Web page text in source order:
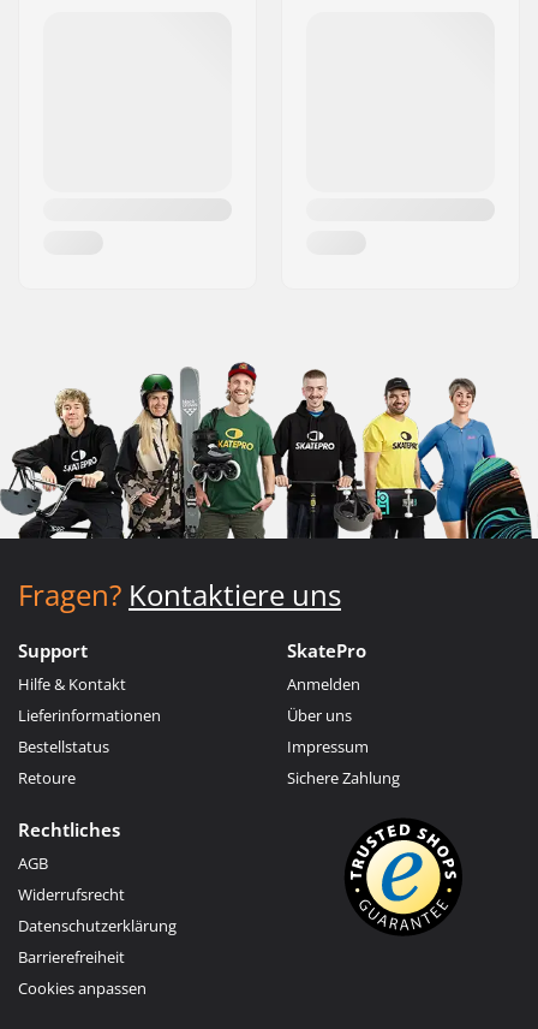
Fragen? Kontaktiere uns
Support
Hilfe & Kontakt
Lieferinformationen
Bestellstatus
Retoure
SkatePro
Anmelden
Über uns
Impressum
Sichere Zahlung
Rechtliches
AGB
Widerrufsrecht
Datenschutzerklärung
Barrierefreiheit
Cookies anpassen